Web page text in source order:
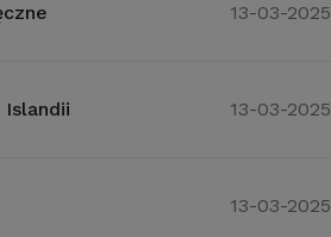
13-03-2025
13-03-2025
13-03-2025